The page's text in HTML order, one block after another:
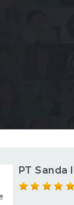
PT Sanda